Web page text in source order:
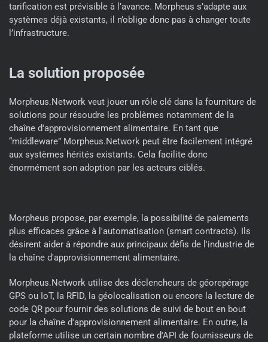
tarification est prévisible à l’avance. Morpheus s’adapte aux
systèmes déjà existants, il n’oblige donc pas à changer toute
l’infrastructure.
La solution proposée
Morpheus.Network veut jouer un rôle clé dans la fourniture de
solutions pour résoudre les problèmes notamment de la
chaîne d'approvisionnement alimentaire. En tant que
“middleware” Morpheus.Network peut être facilement intégré
aux systèmes hérités existants. Cela facilite donc
énormément son adoption par les acteurs ciblés.
Morpheus propose, par exemple, la possibilité de paiements
plus efficaces grâce à l'automatisation (smart contracts). Ils
désirent aider à répondre aux principaux défis de l'industrie de
la chaîne d'approvisionnement alimentaire.
Morpheus.Network utilise des déclencheurs de géorepérage
GPS ou IoT, la RFID, la géolocalisation ou encore la lecture de
code QR pour fournir des solutions de suivi de bout en bout
pour la chaîne d'approvisionnement alimentaire. En outre, la
plateforme utilise un certain nombre d'API de fournisseurs de